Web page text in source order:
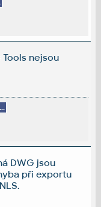
nejsou
DWG jsou
při exportu